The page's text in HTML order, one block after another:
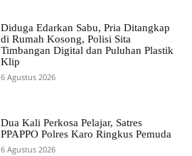
Diduga Edarkan Sabu, Pria Ditangkap
di Rumah Kosong, Polisi Sita
Timbangan Digital dan Puluhan Plastik
Klip
6 Agustus 2026
Dua Kali Perkosa Pelajar, Satres
PPAPPO Polres Karo Ringkus Pemuda
6 Agustus 2026